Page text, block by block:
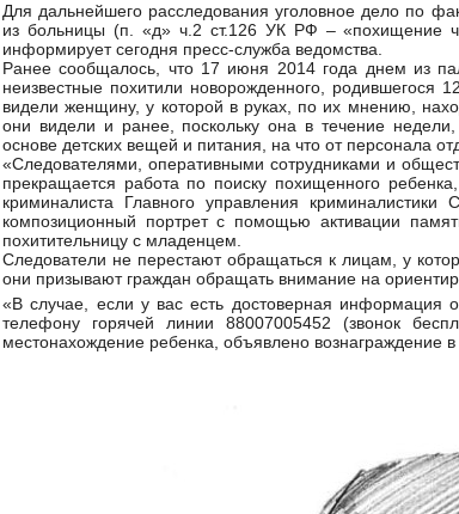
Для дальнейшего расследования уголовное дело по
из больницы (п. «д» ч.2 ст.126 УК РФ – «похищение
информирует сегодня пресс-служба ведомства.
Ранее сообщалось, что 17 июня 2014 года днем из
неизвестные похитили новорожденного,
видели женщину, у которой в руках, по их мнению,
они видели и ранее, поскольку она в течение
основе детских вещей и питания, на что от персонала
«Следователями, оперативными сотрудниками и
прекращается работа по поиску похищенного
криминалиста Главного управления
композиционный портрет с помощью активации
похитительницу с младенцем.
Следователи не перестают обращаться к лицам, у
они призывают граждан обращать внимание на
«В случае, если у вас есть достоверная
телефону горячей линии 88007005452 (звонок
местонахождение ребенка, объявлено вознаграждение